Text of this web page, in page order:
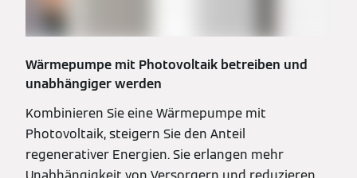
Wärmepumpe mit Photovoltaik betreiben und
unabhängiger werden
Kombinieren Sie eine Wärmepumpe mit
Photovoltaik, steigern Sie den Anteil
regenerativer Energien. Sie erlangen mehr